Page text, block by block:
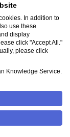
写・転載を禁じ
In addition to
use these
display
click "Accept All."
please click
Knowledge Service.